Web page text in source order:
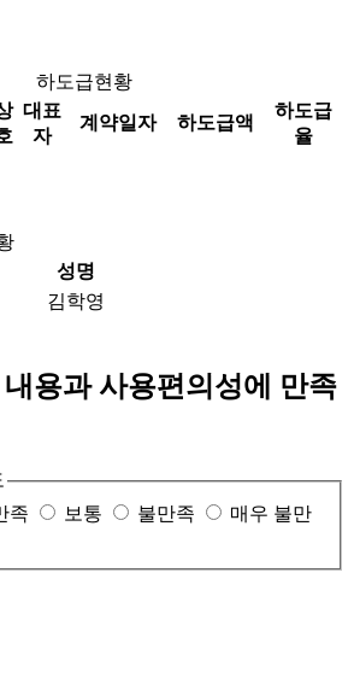
하도급현황
대표
자
계약일자 하도급액
하도급
율
성명
김학영
용과 사용편의성에 만족
족 보통 불만족
매우 불만